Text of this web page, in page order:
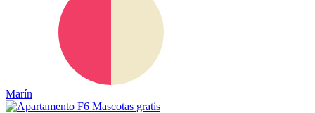
Marín
Mascotas gratis